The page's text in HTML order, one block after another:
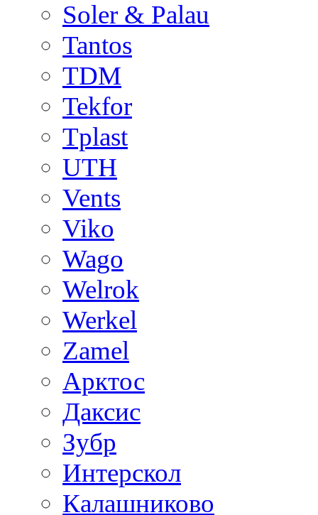
Soler & Palau
Tantos
TDM
Tekfor
Tplast
UTH
Vents
Viko
Wago
Welrok
Werkel
Zamel
Арктос
Даксис
Зубр
Интерскол
Калашниково